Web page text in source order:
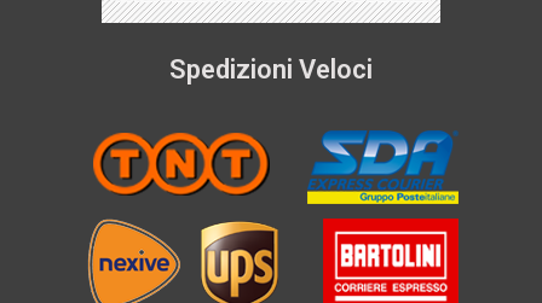
Spedizioni Veloci